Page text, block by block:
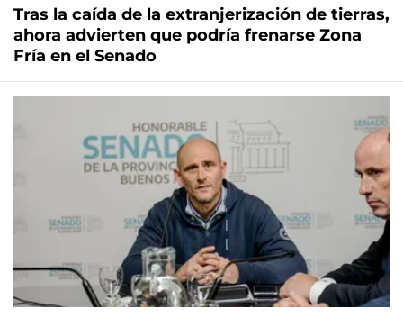
Tras la caída de la extranjerización de tierras,
ahora advierten que podría frenarse Zona
Fría en el Senado